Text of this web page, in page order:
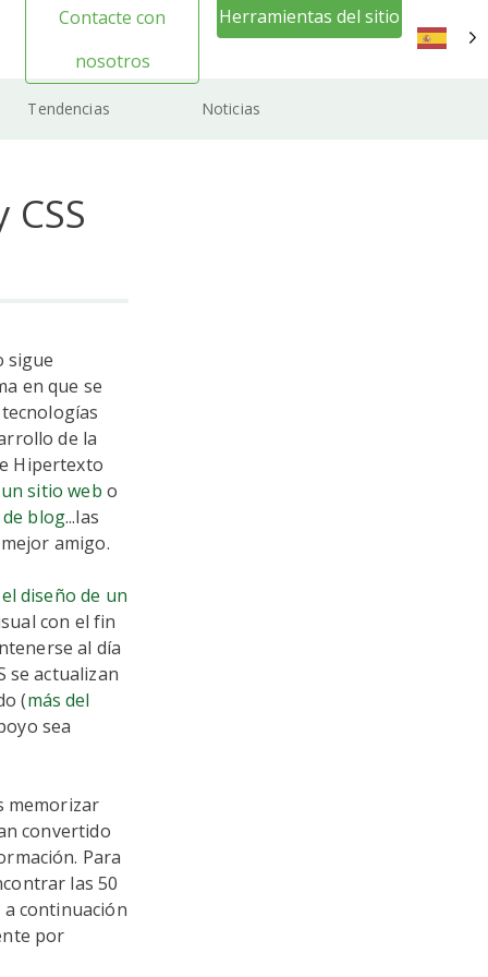
Contacte con
nosotros
Herramientas del sitio
Tendencias Noticias
sigue
en que se
de la
Hipertexto
sitio web o
blog...las
amigo.
diseño de un
con el fin
al día
se actualizan
(más del
sea
memorizar
convertido
Para
las 50
a continuación
por